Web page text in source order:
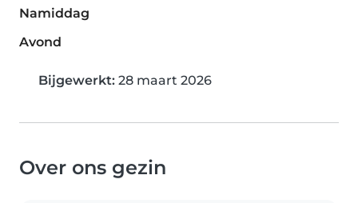
Namiddag
Avond
Bijgewerkt: 28 maart 2026
Over ons gezin